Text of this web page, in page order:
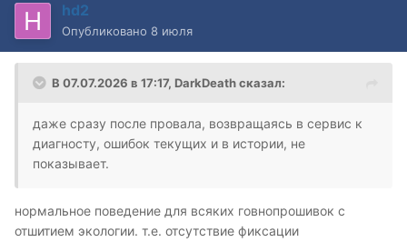
hd2
Опубликовано 8 июля
В 07.07.2026 в 17:17, DarkDeathсказал:
даже сразу после провала, возвращаясь в сервис к
диагносту, ошибок текущих и в истории, не
показывает.
нормальное поведение для всяких говнопрошивок с
отшитием экологии. т.е. отсутствие фиксации